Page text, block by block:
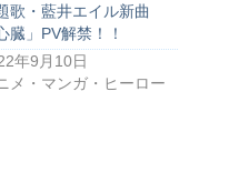
歌・藍井エイル新曲
臓」PV解禁！！
年9月10日
メ・マンガ・ヒーロー